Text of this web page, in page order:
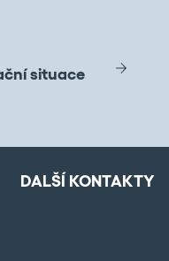
situace
DALŠÍ KONTAKTY